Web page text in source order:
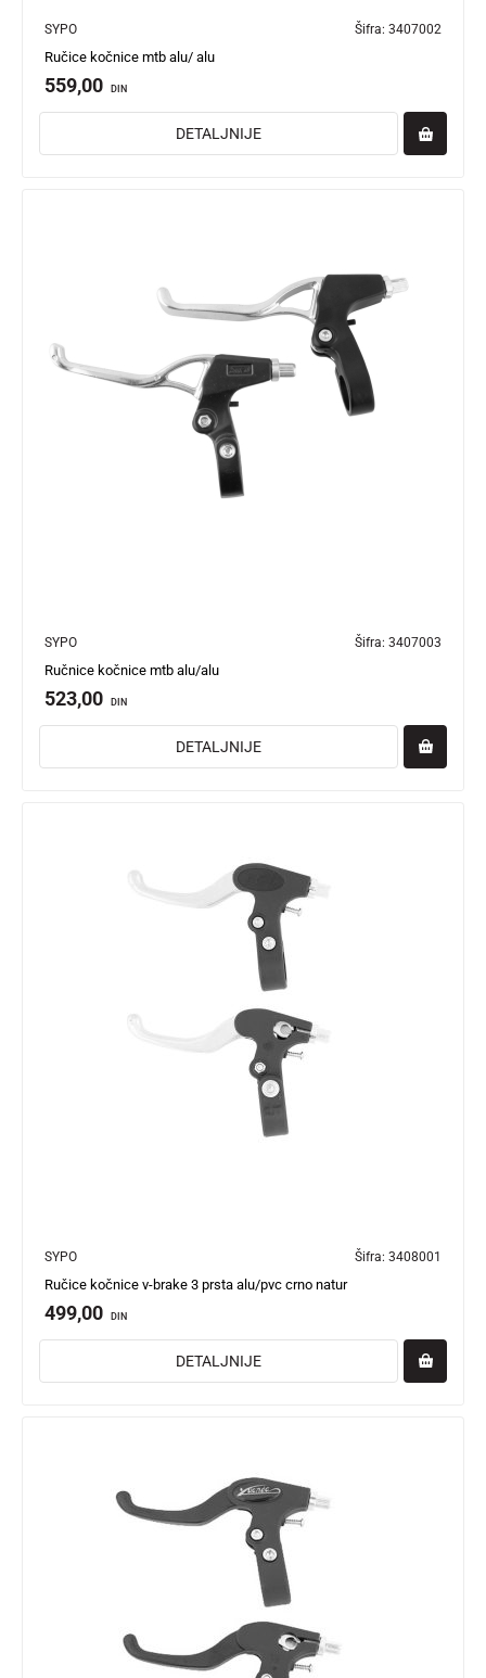
SYPO Šifra: 3407002
Ručice kočnice mtb alu/ alu
559,00 DIN
DETALJNIJE
SYPO Šifra: 3407003
Ručnice kočnice mtb alu/alu
523,00 DIN
DETALJNIJE
SYPO Šifra: 3408001
Ručice kočnice v-brake 3 prsta alu/pvc crno natur
499,00 DIN
DETALJNIJE